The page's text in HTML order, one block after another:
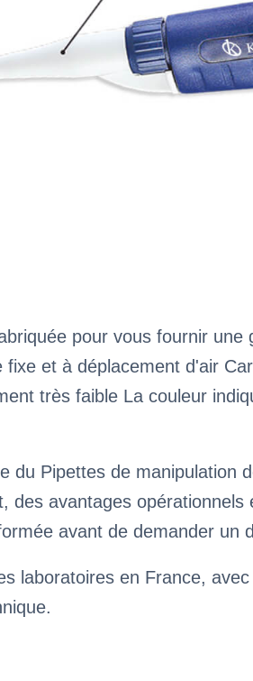
pour vous fournir
et à déplacement d'air
très faible La couleur
du Pipettes de manipulation
des avantages
avant de demander un
laboratoires en France,